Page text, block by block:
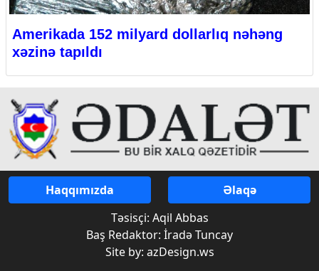
Amerikada 152 milyard dollarlıq nəhəng
xəzinə tapıldı
Haqqımızda
Əlaqə
Təsisçi: Aqil Abbas
Baş Redaktor: İradə Tuncay
Site by: azDesign.ws